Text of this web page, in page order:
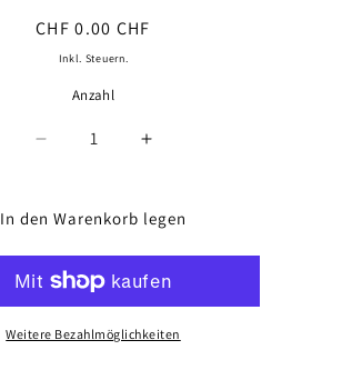
Normaler
Preis
CHF 0.00 CHF
Inkl. Steuern.
Anzahl
Anzahl
Verringere
für
CVR1
22x11
Carbon
Graphite
Erhöhe
für
22x11
Carbon
Graphite
In den Warenkorb legen
Weitere Bezahlmöglichkeiten